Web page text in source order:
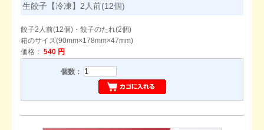
生餃子【冷凍】2人前(12個)
餃子2人前(12個)・餃子のたれ(2個)
箱のサイズ(90mm×178mm×47mm)
価格： 540 円
個数：